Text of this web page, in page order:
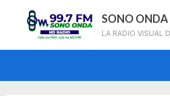
SONO
LA RADIO VISUAL